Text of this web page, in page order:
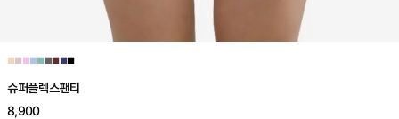
■■■■■■■■■
슈퍼플렉스팬티
8,900